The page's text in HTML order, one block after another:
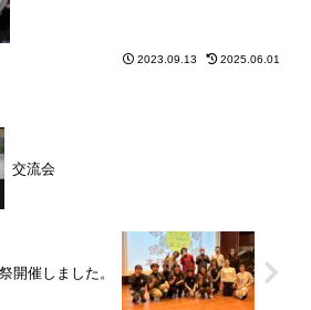
2023.09.13 2025.06.01
交流会
開催しました。